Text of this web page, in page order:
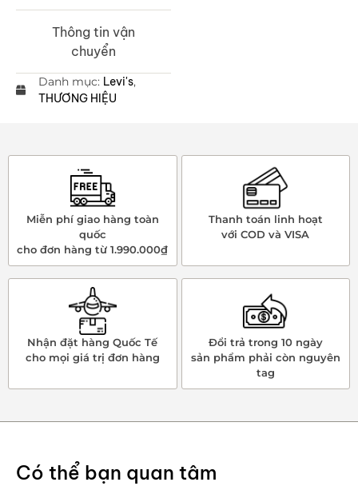
Thông tin vận
chuyển
Danh mục: Levi's,
THƯƠNG HIỆU
Miễn phí giao hàng toàn
quốc
cho đơn hàng từ 1.990.000₫
Thanh toán linh hoạt
với COD và VISA
Nhận đặt hàng Quốc Tế
cho mọi giá trị đơn hàng
Đổi trả trong 10 ngày
sản phẩm phải còn nguyên
tag
Có thể bạn quan tâm